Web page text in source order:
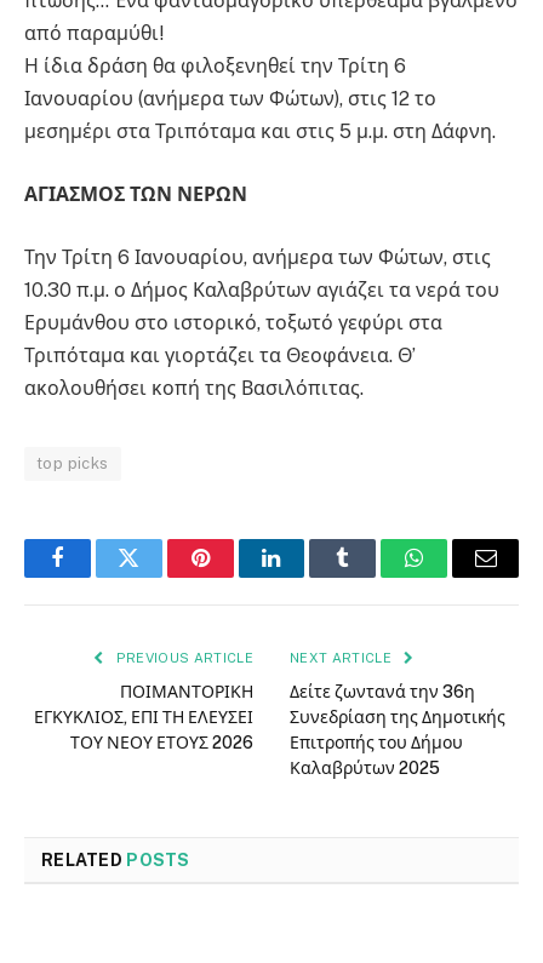
από παραμύθι!
Η ίδια δράση θα φιλοξενηθεί την Τρίτη 6
Ιανουαρίου (ανήμερα των Φώτων), στις 12 το
μεσημέρι στα Τριπόταμα και στις 5 μ.μ. στη Δάφνη.
ΑΓΙΑΣΜΟΣ ΤΩΝ ΝΕΡΩΝ
Την Τρίτη 6 Ιανουαρίου, ανήμερα των Φώτων, στις
10.30 π.μ. ο Δήμος Καλαβρύτων αγιάζει τα νερά του
Ερυμάνθου στο ιστορικό, τοξωτό γεφύρι στα
Τριπόταμα και γιορτάζει τα Θεοφάνεια. Θ’
ακολουθήσει κοπή της Βασιλόπιτας.
top picks
FacebookTwitter PinterestLinkedInTumblr WhatsAppEmail
PREVIOUS ARTICLE
ΠΟΙΜΑΝΤΟΡΙΚΗ
ΕΓΚΥΚΛΙΟΣ, ΕΠΙ ΤΗ ΕΛΕΥΣΕΙ
ΤΟΥ ΝΕΟΥ ΕΤΟΥΣ 2026
NEXT ARTICLE
Δείτε ζωντανά την 36η
Συνεδρίαση της Δημοτικής
Επιτροπής του Δήμου
Καλαβρύτων 2025
RELATED POSTS